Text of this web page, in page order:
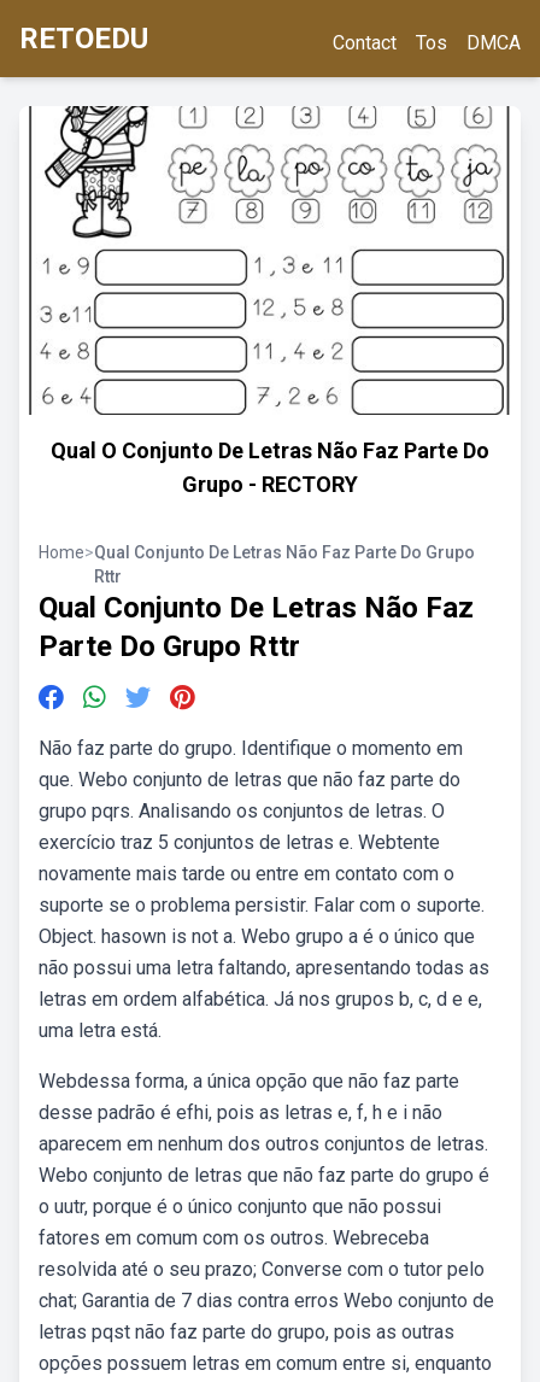
RETOEDU Contact Tos DMCA
Qual O Conjunto De Letras Não Faz Parte Do
Grupo - RECTORY
Home>Qual Conjunto De Letras Não Faz Parte Do Grupo
Rttr
Qual Conjunto De Letras Não Faz
Parte Do Grupo Rttr
Não faz parte do grupo. Identifique o momento em
que. Webo conjunto de letras que não faz parte do
grupo pqrs. Analisando os conjuntos de letras. O
exercício traz 5 conjuntos de letras e. Webtente
novamente mais tarde ou entre em contato com o
suporte se o problema persistir. Falar com o suporte.
Object. hasown is not a. Webo grupo a é o único que
não possui uma letra faltando, apresentando todas as
letras em ordem alfabética. Já nos grupos b, c, d e e,
uma letra está.
Webdessa forma, a única opção que não faz parte
desse padrão é efhi, pois as letras e, f, h e i não
aparecem em nenhum dos outros conjuntos de letras.
Webo conjunto de letras que não faz parte do grupo é
o uutr, porque é o único conjunto que não possui
fatores em comum com os outros. Webreceba
resolvida até o seu prazo; Converse com o tutor pelo
chat; Garantia de 7 dias contra erros Webo conjunto de
letras pqst não faz parte do grupo, pois as outras
opções possuem letras em comum entre si, enquanto